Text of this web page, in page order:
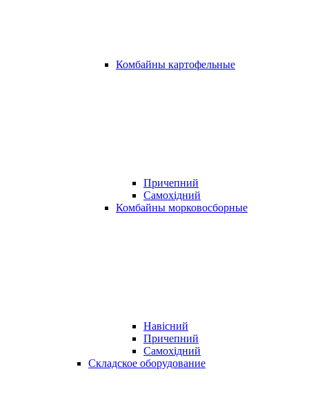
Комбайны картофельные
Причепний
Самохідний
Комбайны морковосборные
Навісний
Причепний
Самохідний
Складское оборудование